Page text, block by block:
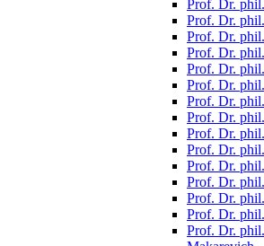
Prof. Dr.
Prof. Dr.
Prof. Dr.
Prof. Dr.
Prof. Dr.
Prof. Dr.
Prof. Dr.
Prof. Dr.
Prof. Dr.
Prof. Dr.
Prof. Dr.
Prof. Dr.
Prof. Dr.
Prof. Dr.
Prof. Dr.